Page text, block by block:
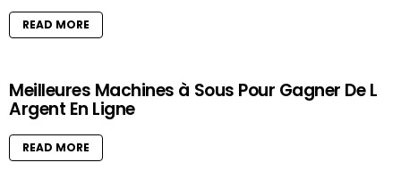
READ MORE
Meilleures Machines à Sous Pour Gagner De L
Argent En Ligne
READ MORE